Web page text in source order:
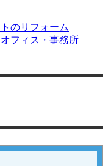
のリフォーム
フィス・事務所